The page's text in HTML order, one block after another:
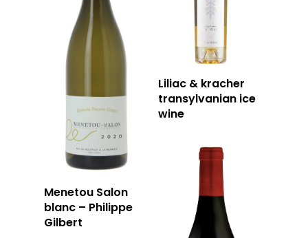
Liliac & kracher
transylvanian ice
wine
Menetou Salon
blanc – Philippe
Gilbert